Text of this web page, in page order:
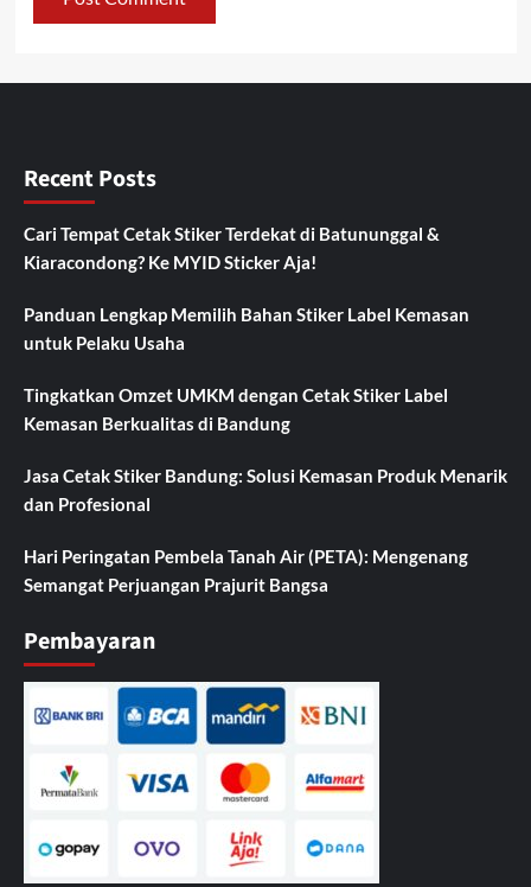
Recent Posts
Cari Tempat Cetak Stiker Terdekat di Batununggal &
Kiaracondong? Ke MYID Sticker Aja!
Panduan Lengkap Memilih Bahan Stiker Label Kemasan
untuk Pelaku Usaha
Tingkatkan Omzet UMKM dengan Cetak Stiker Label
Kemasan Berkualitas di Bandung
Jasa Cetak Stiker Bandung: Solusi Kemasan Produk Menarik
dan Profesional
Hari Peringatan Pembela Tanah Air (PETA): Mengenang
Semangat Perjuangan Prajurit Bangsa
Pembayaran